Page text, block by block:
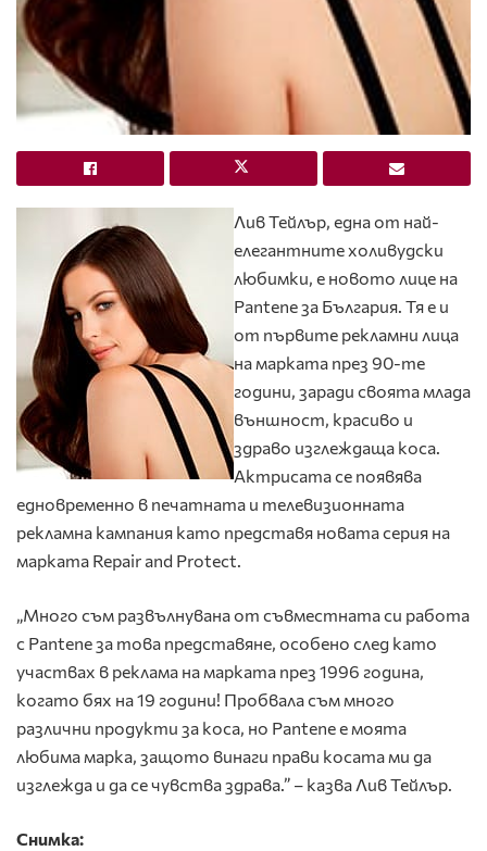
Лив Тейлър, една от най-
елегантните холивудски
любимки, е новото лице на
Pantene за България. Тя е и
от първите рекламни лица
на марката през 90-те
години, заради своята млада
външност, красиво и
здраво изглеждаща коса.
Актрисата се появява
едновременно в печатната и телевизионната
рекламна кампания като представя новата серия на
марката Repair and Protect.
„Много съм развълнувана от съвместната си работа
с Pantene за това представяне, особено след като
участвах в реклама на марката през 1996 година,
когато бях на 19 години! Пробвала съм много
различни продукти за коса, но Pantene е моята
любима марка, защото винаги прави косата ми да
изглежда и да се чувства здрава.” – казва Лив Тейлър.
Снимка: